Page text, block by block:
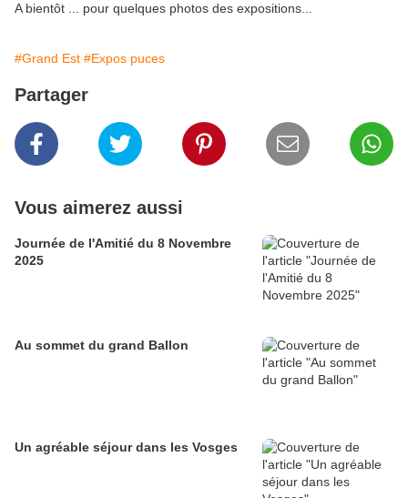
A bientôt ... pour quelques photos des expositions...
#Grand Est #Expos puces
Partager
Vous aimerez aussi
Journée de l'Amitié du 8 Novembre
2025
Au sommet du grand Ballon
Un agréable séjour dans les Vosges